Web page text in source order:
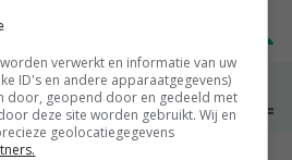
€ 1,09~ € 1,11
verwerkt en informatie van uw
ID's en andere apparaatgegevens)
door, geopend door en gedeeld met
deze site worden gebruikt. Wij en
geolocatiegegevens